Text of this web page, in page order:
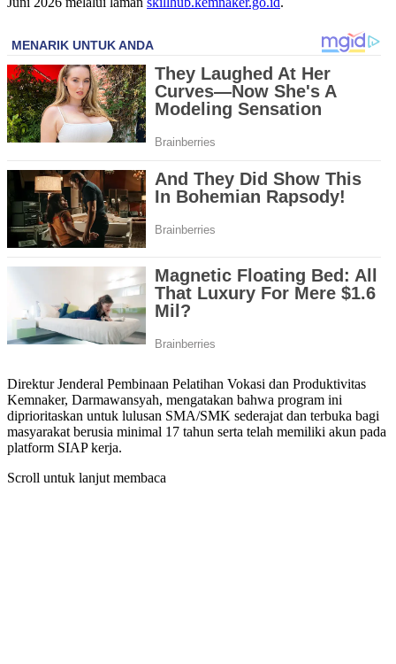
Direktur Jenderal Pembinaan Pelatihan Vokasi dan Produktivitas
Kemnaker, Darmawansyah, mengatakan bahwa program ini
diprioritaskan untuk lulusan SMA/SMK sederajat dan terbuka bagi
masyarakat berusia minimal 17 tahun serta telah memiliki akun pada
platform SIAP kerja.
Scroll untuk lanjut membaca